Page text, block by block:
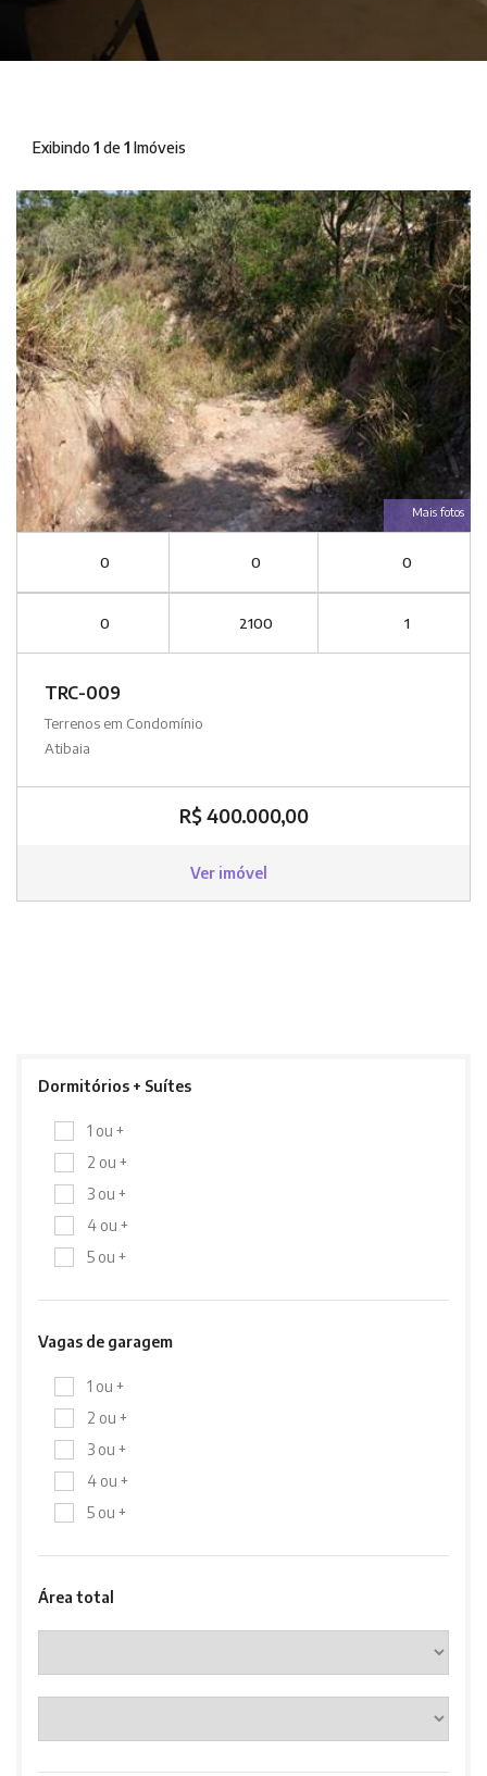
Exibindo 1 de1 Imóveis
Mais fotos
0 0 0
0 2100 1
TRC-009
Terrenos em Condomínio
Atibaia
R$ 400.000,00
Ver imóvel
Dormitórios + Suítes
1 ou +
2 ou +
3 ou +
4 ou +
5 ou +
Vagas de garagem
1 ou +
2 ou +
3 ou +
4 ou +
5 ou +
Área total